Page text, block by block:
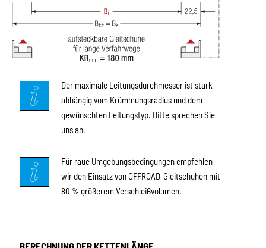
Der maximale Leitungsdurchmesser ist stark
abhängig vom Krümmungsradius und dem
gewünschten Leitungstyp. Bitte sprechen Sie
uns an.
Für raue Umgebungsbedingungen empfehlen
wir den Einsatz von OFFROAD-Gleitschuhen mit
80 % größerem Verschleißvolumen.